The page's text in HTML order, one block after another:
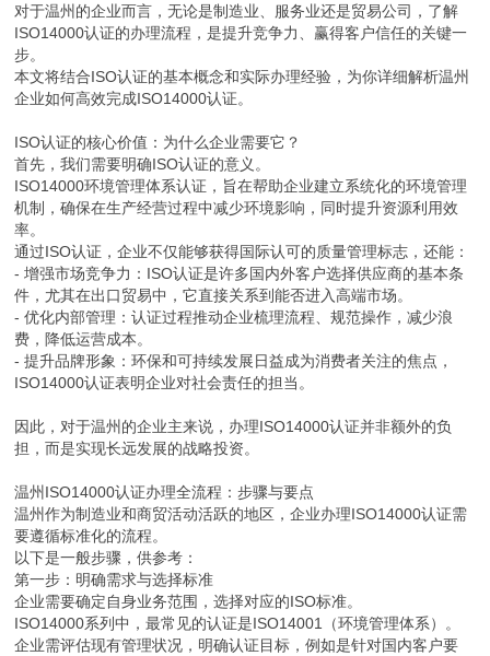
对于温州的企业而言，无论是制造业、服务业还是贸易公司，了解
ISO14000认证的办理流程，是提升竞争力、赢得客户信任的关键一
步。
本文将结合ISO认证的基本概念和实际办理经验，为你详细解析温州
企业如何高效完成ISO14000认证。
ISO认证的核心价值：为什么企业需要它？
首先，我们需要明确ISO认证的意义。
ISO14000环境管理体系认证，旨在帮助企业建立系统化的环境管理
机制，确保在生产经营过程中减少环境影响，同时提升资源利用效
率。
通过ISO认证，企业不仅能够获得国际认可的质量管理标志，还能：
- 增强市场竞争力：ISO认证是许多国内外客户选择供应商的基本条
件，尤其在出口贸易中，它直接关系到能否进入高端市场。
- 优化内部管理：认证过程推动企业梳理流程、规范操作，减少浪
费，降低运营成本。
- 提升品牌形象：环保和可持续发展日益成为消费者关注的焦点，
ISO14000认证表明企业对社会责任的担当。
因此，对于温州的企业主来说，办理ISO14000认证并非额外的负
担，而是实现长远发展的战略投资。
温州ISO14000认证办理全流程：步骤与要点
温州作为制造业和商贸活动活跃的地区，企业办理ISO14000认证需
要遵循标准化的流程。
以下是一般步骤，供参考：
第一步：明确需求与选择标准
企业需要确定自身业务范围，选择对应的ISO标准。
ISO14000系列中，最常见的认证是ISO14001（环境管理体系）。
企业需评估现有管理状况，明确认证目标，例如是针对国内客户要